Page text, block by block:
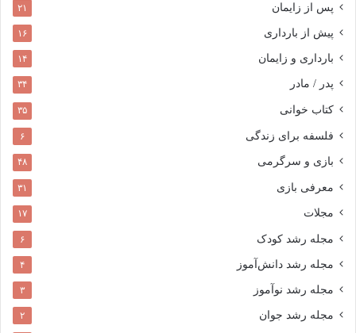
پس از زایمان ۲۱
پیش از بارداری ۱۶
بارداری و زایمان ۱۴
پدر / مادر ۳۴
کتاب خوانی ۳۵
فلسفه برای زندگی ۶
بازی و سرگرمی ۴۸
معرفی بازی ۳۱
مجلات ۱۷
مجله رشد کودک ۶
مجله رشد دانش‌آموز ۴
مجله رشد نوآموز ۳
مجله رشد جوان ۲